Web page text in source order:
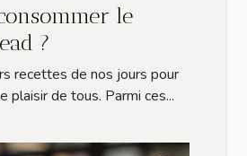
le
?
recettes de nos jours pour
plaisir de tous. Parmi ces...